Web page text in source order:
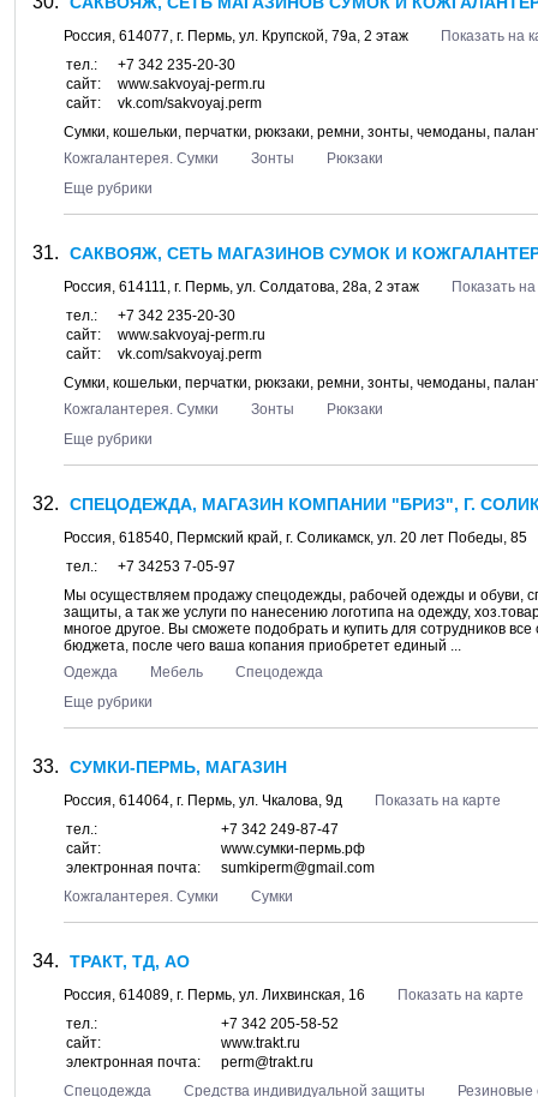
Россия, 614077, г. Пермь, ул. Крупской, 79а, 2 этаж
Показать на
тел.:
+7 342 235-20-30
сайт:
www.sakvoyaj-perm.ru
сайт:
vk.com/sakvoyaj.perm
Сумки, кошельки, перчатки, рюкзаки, ремни, зонты, чемоданы,
Кожгалантерея. Сумки
Зонты
Рюкзаки
Еще рубрики
САКВОЯЖ, СЕТЬ МАГАЗИНОВ СУМОК И
Россия, 614111, г. Пермь, ул. Солдатова, 28а, 2 этаж
Показать
тел.:
+7 342 235-20-30
сайт:
www.sakvoyaj-perm.ru
сайт:
vk.com/sakvoyaj.perm
Сумки, кошельки, перчатки, рюкзаки, ремни, зонты, чемоданы,
Кожгалантерея. Сумки
Зонты
Рюкзаки
Еще рубрики
СПЕЦОДЕЖДА, МАГАЗИН КОМПАНИИ "БРИЗ", Г.
Россия, 618540, Пермский край, г. Соликамск, ул. 20 лет Победы, 85
тел.:
+7 34253 7-05-97
Мы осуществляем продажу спецодежды, рабочей одежды и обуви,
защиты, а так же услуги по нанесению логотипа на одежду,
многое другое. Вы сможете подобрать и купить для сотрудников
бюджета, после чего ваша копания приобретет единый ...
Одежда
Мебель
Спецодежда
Еще рубрики
СУМКИ-ПЕРМЬ, МАГАЗИН
Россия, 614064, г. Пермь, ул. Чкалова, 9д
Показать на карте
тел.:
+7 342 249-87-47
сайт:
www.сумки-пермь.рф
электронная почта:
sumkiperm@gmail.com
Кожгалантерея. Сумки
Сумки
ТРАКТ, ТД, АО
Россия, 614089, г. Пермь, ул. Лихвинская, 16
Показать на карте
тел.:
+7 342 205-58-52
сайт:
www.trakt.ru
электронная почта:
perm@trakt.ru
Спецодежда
Средства индивидуальной защиты Резиновые